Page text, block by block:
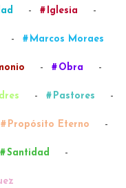
- Iglesia -
- Marcos Moraes
- Obra -
- Pastores -
Propósito Eterno -
Santidad -